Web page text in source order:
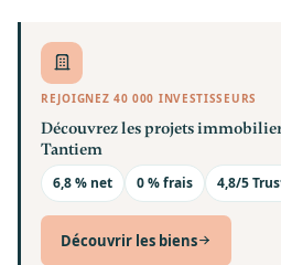
REJOIGNEZ 40 000 INVESTISSEURS
Découvrez les projets
Tantiem
6,8 % net 0 % frais 4,8/5
Découvrir les biens